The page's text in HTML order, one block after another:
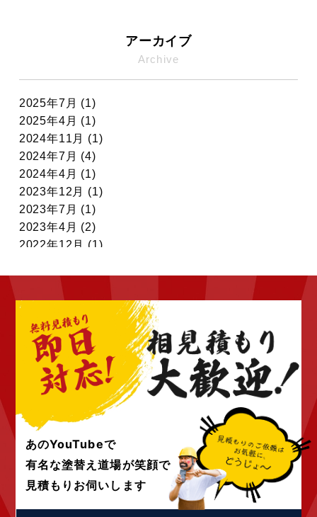
アーカイブ
Archive
2025年7月 (1)
2025年4月 (1)
2024年11月 (1)
2024年7月 (4)
2024年4月 (1)
2023年12月 (1)
2023年7月 (1)
2023年4月 (2)
2022年12月 (1)
2022年10月 (6)
2022年9月 (6)
2022年8月 (4)
2022年7月 (6)
2022年6月 (4)
2022年5月 (4)
2022年4月 (4)
2022年2月 (4)
2022年1月 (4)
2021年12月 (4)
2021年10月 (10)
2021年9月 (24)
2021年8月 (1)
あのYouTubeで
有名な塗替え道場が笑顔で
見積もりお伺いします